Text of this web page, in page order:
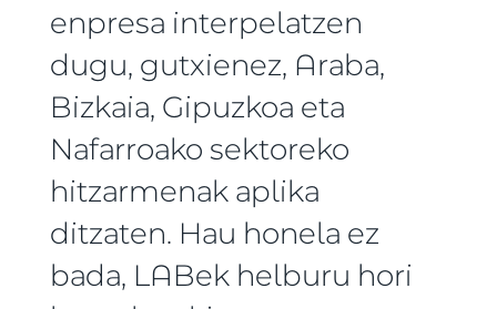
enpresa interpelatzen
dugu, gutxienez, Araba,
Bizkaia, Gipuzkoa eta
Nafarroako sektoreko
hitzarmenak aplika
ditzaten. Hau honela ez
bada, LABek helburu hori